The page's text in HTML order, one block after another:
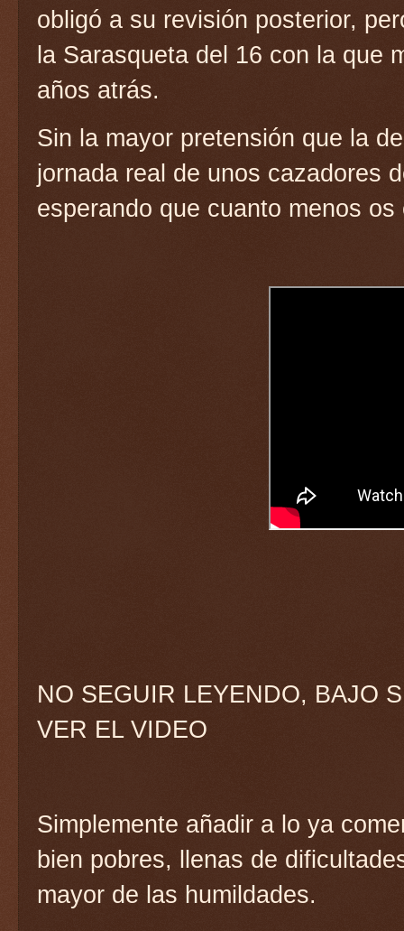
obligó a su revisión posterior,
la Sarasqueta del 16 con la que
años atrás.
Sin la mayor pretensión que la
jornada real de unos cazadores
esperando que cuanto menos os
NO SEGUIR LEYENDO, BAJO
VER EL VIDEO
Simplemente añadir a lo ya
bien pobres, llenas de
mayor de las humildades.